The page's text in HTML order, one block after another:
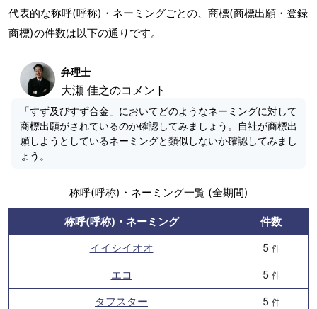
代表的な称呼(呼称)・ネーミングごとの、商標(商標出願・登録
商標)の件数は以下の通りです。
弁理士
大瀬 佳之のコメント
「すず及びすず合金」においてどのようなネーミングに対して
商標出願がされているのか確認してみましょう。自社が商標出
願しようとしているネーミングと類似しないか確認してみまし
ょう。
称呼(呼称)・ネーミング一覧 (全期間)
称呼(呼称)・ネーミング
件数
イイシイオオ
5 件
エコ 5 件
タフスター 5 件